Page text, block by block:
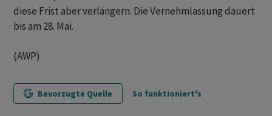
diese Frist aber verlängern. Die Vernehmlassung dauert
bis am 28. Mai.
(AWP)
Bevorzugte Quelle So funktioniert's